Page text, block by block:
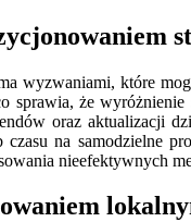
wyzwaniami, które
że
oraz aktualizacji
na samodzielne
nieefektywnych